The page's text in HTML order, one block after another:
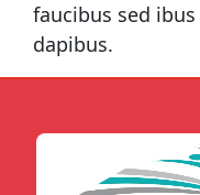
faucibus sed
dapibus.